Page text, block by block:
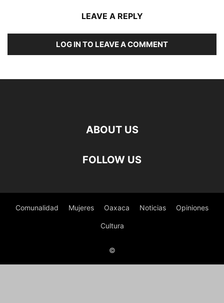
LEAVE A REPLY
LOG IN TO LEAVE A COMMENT
ABOUT US
FOLLOW US
Comunalidad Mujeres Oaxaca Noticias Opiniones
Cultura
©